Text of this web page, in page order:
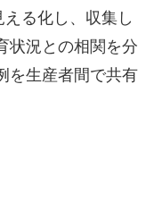
る化し、収集し
状況との相関を分
を生産者間で共有